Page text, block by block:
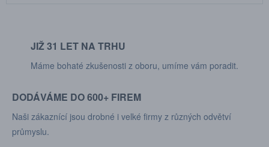
JIŽ 31 LET NA TRHU
Máme bohaté zkušenosti z oboru, umíme vám poradit.
DODÁVÁME DO 600+ FIREM
Naši zákaznící jsou drobné i velké firmy z různých odvětví
průmyslu.